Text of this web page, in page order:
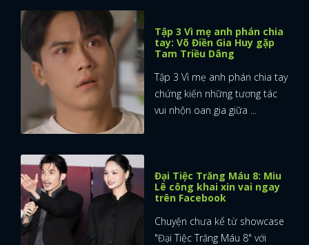
Tập 3 Vì mẹ anh phán chia
tay: Võ Điền Gia Huy gặp
Tam Triều Dâng
Tập 3 Vì mẹ anh phán chia tay
chứng kiến những tương tác
vui nhộn oan gia giữa ...
Đại Tiệc Trăng Máu 8: Miu
Lê công khai xin vai ngay
trên Facebook
Chuyện chưa kể từ showcase
"Đại Tiệc Trăng Máu 8" với